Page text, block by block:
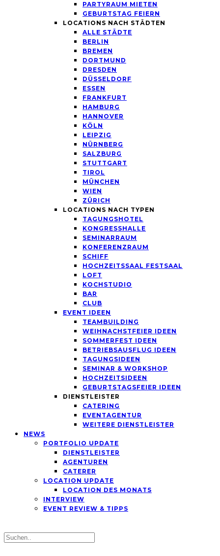
PARTYRAUM MIETEN
GEBURTSTAG FEIERN
LOCATIONS NACH STÄDTEN
ALLE STÄDTE
BERLIN
BREMEN
DORTMUND
DRESDEN
DÜSSELDORF
ESSEN
FRANKFURT
HAMBURG
HANNOVER
KÖLN
LEIPZIG
NÜRNBERG
SALZBURG
STUTTGART
TIROL
MÜNCHEN
WIEN
ZÜRICH
LOCATIONS NACH TYPEN
TAGUNGSHOTEL
KONGRESSHALLE
SEMINARRAUM
KONFERENZRAUM
SCHIFF
HOCHZEITSSAAL FESTSAAL
LOFT
KOCHSTUDIO
BAR
CLUB
EVENT IDEEN
TEAMBUILDING
WEIHNACHSTFEIER IDEEN
SOMMERFEST IDEEN
BETRIEBSAUSFLUG IDEEN
TAGUNGSIDEEN
SEMINAR & WORKSHOP
HOCHZEITSIDEEN
GEBURTSTAGSFEIER IDEEN
DIENSTLEISTER
CATERING
EVENTAGENTUR
WEITERE DIENSTLEISTER
NEWS
PORTFOLIO UPDATE
DIENSTLEISTER
AGENTUREN
CATERER
LOCATION UPDATE
LOCATION DES MONATS
INTERVIEW
EVENT REVIEW & TIPPS